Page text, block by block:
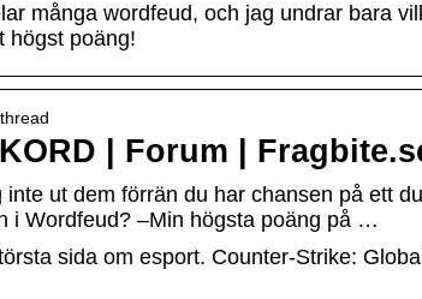
många wordfeud, och jag undrar bara
högst poäng!
| Forum |
ut dem förrän du har chansen på ett
i Wordfeud? –Min högsta poäng på …
sida om esport. Counter-Strike: